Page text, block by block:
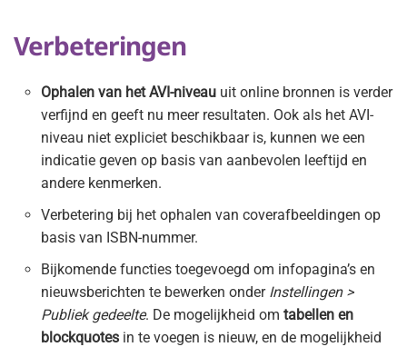
Verbeteringen
Ophalen van het AVI-niveau uit online bronnen is verder
verfijnd en geeft nu meer resultaten. Ook als het AVI-
niveau niet expliciet beschikbaar is, kunnen we een
indicatie geven op basis van aanbevolen leeftijd en
andere kenmerken.
Verbetering bij het ophalen van coverafbeeldingen op
basis van ISBN-nummer.
Bijkomende functies toegevoegd om infopagina’s en
nieuwsberichten te bewerken onder Instellingen >
Publiek gedeelte. De mogelijkheid om tabellen en
blockquotes in te voegen is nieuw, en de mogelijkheid